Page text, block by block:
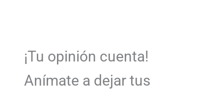
¡Tu opinión cuenta!
Anímate a dejar tus